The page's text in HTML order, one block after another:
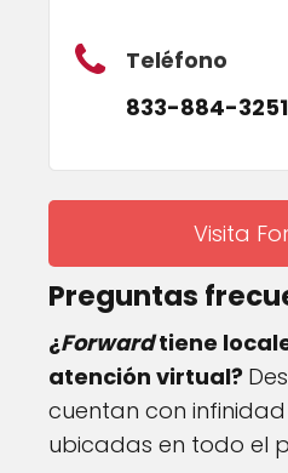
Teléfono
833-884-3251
Visita
Preguntas
¿Forwardtiene
atención virtual?
cuentan con
ubicadas en todo el